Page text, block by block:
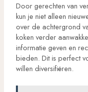
Door gerechten van
kun je niet alleen
over de achtergrond
koken verder
informatie geven en
bieden. Dit is perfect
willen diversifiëren.